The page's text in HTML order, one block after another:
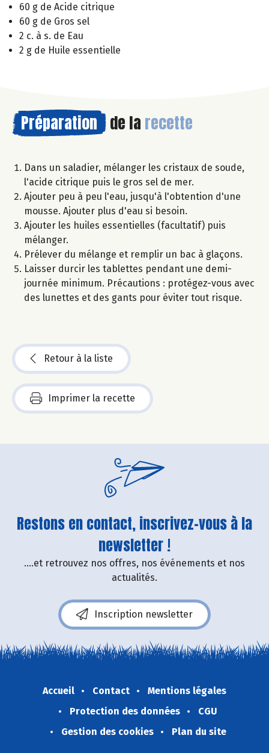
60 g de Acide citrique
60 g de Gros sel
2 c. à s. de Eau
2 g de Huile essentielle
Préparation de la recette
Dans un saladier, mélanger les cristaux de soude,
l'acide citrique puis le gros sel de mer.
Ajouter peu à peu l'eau, jusqu'à l'obtention d'une
mousse. Ajouter plus d'eau si besoin.
Ajouter les huiles essentielles (facultatif) puis
mélanger.
Prélever du mélange et remplir un bac à glaçons.
Laisser durcir les tablettes pendant une demi-
journée minimum. Précautions : protégez-vous avec
des lunettes et des gants pour éviter tout risque.
Retour à la liste
Imprimer la recette
Restons en contact, inscrivez-vous à la
newsletter !
....et retrouvez nos offres, nos événements et nos
actualités.
Inscription newsletter
Accueil Contact
Mentions légales
Protection des données
CGU
Gestion des cookies
Plan du site